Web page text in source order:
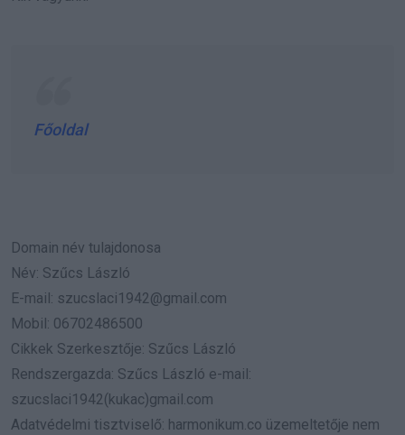
Főoldal
Domain név tulajdonosa
Név: Szűcs László
E-mail: szucslaci1942@gmail.com
Mobil: 06702486500
Cikkek Szerkesztője: Szűcs László
Rendszergazda: Szűcs László e-mail:
szucslaci1942(kukac)gmail.com
Adatvédelmi tisztviselő: harmonikum.co üzemeltetője nem